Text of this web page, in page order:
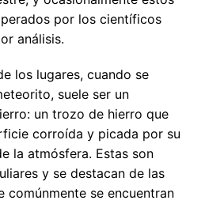
por los científicos
análisis.
los lugares, cuando se
suele ser un
un trozo de hierro que
corroída y picada por su
la atmósfera. Estas son
y se destacan de las
comúnmente se encuentran